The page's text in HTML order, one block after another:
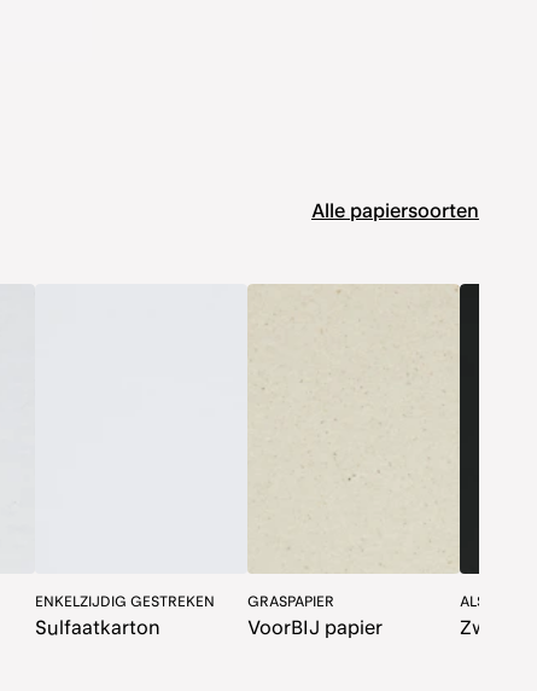
Alle papiersoorten
ENKELZIJDIG GESTREKEN
Sulfaatkarton
GRASPAPIER
VoorBIJ papier
ALS DE
Zwart